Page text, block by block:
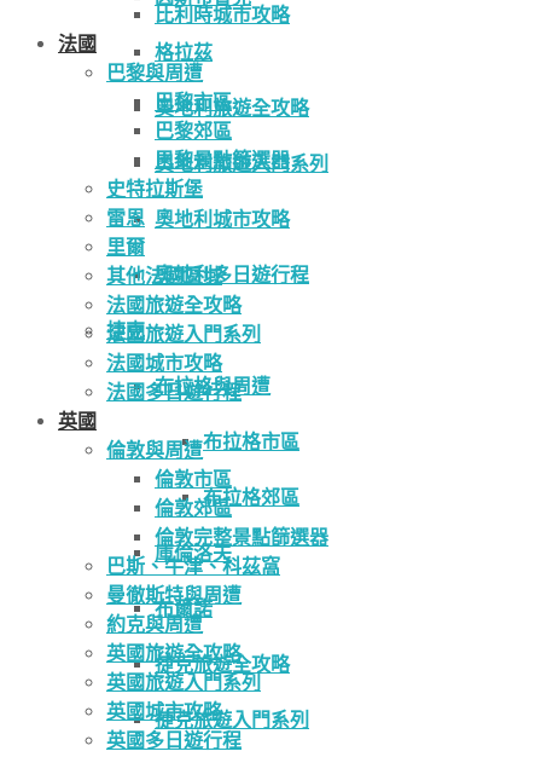
格拉茲
奧地利旅遊全攻略
奧地利旅遊入門系列
奧地利城市攻略
奧地利多日遊行程
捷克
布拉格與周遭
布拉格市區
布拉格郊區
庫倫洛夫
布爾諾
捷克旅遊全攻略
捷克旅遊入門系列
比利時城市攻略
法國
巴黎與周遭
巴黎市區
巴黎郊區
巴黎景點篩選器
史特拉斯堡
雷恩
里爾
其他法國區域
法國旅遊全攻略
法國旅遊入門系列
法國城市攻略
法國多日遊行程
英國
倫敦與周遭
倫敦市區
倫敦郊區
倫敦完整景點篩選器
巴斯、牛津、科茲窩
曼徹斯特與周遭
約克與周遭
英國旅遊全攻略
英國旅遊入門系列
英國城市攻略
英國多日遊行程